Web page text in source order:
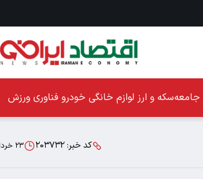
جامعهسکه و ارز لوازم خانگی خودرو فناوری ورزش
کد خبر: ۲۰۳۷۳۲ ۲۳ خرداد ۱۴۰۵ ۰۹:۲۰